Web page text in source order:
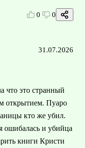
0 0
31.07.2026
что это странный
открытием. Пуаро
кто же убил.
ошибалась и убийца
книги Кристи